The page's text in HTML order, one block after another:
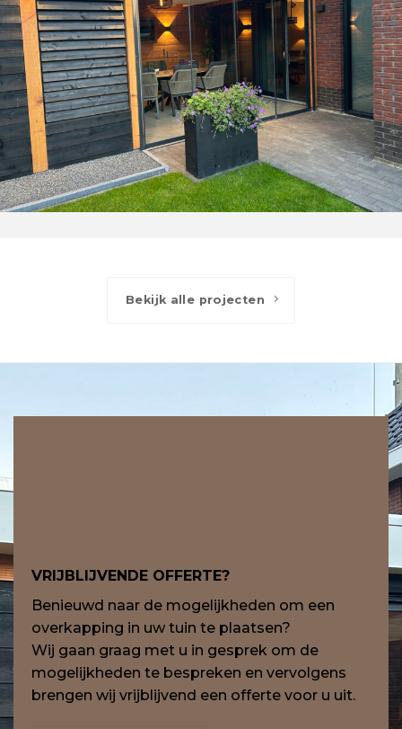
Bekijk alle projecten
VRIJBLIJVENDE OFFERTE?
Benieuwd naar de mogelijkheden om een
overkapping in uw tuin te plaatsen?
Wij gaan graag met u in gesprek om de
mogelijkheden te bespreken en vervolgens
brengen wij vrijblijvend een offerte voor u uit.